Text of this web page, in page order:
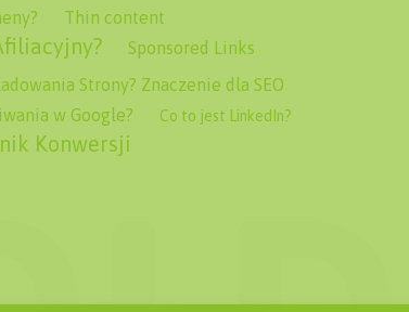
Thin content
Sponsored Links
Strony? Znaczenie dla SEO
w Google? Co to jest LinkedIn?
Konwersji